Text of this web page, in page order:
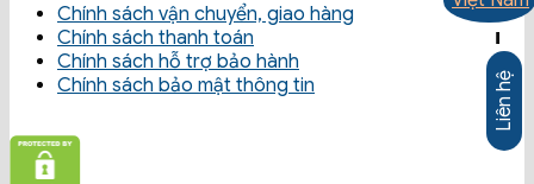
Liên hệ
Chính sách vận chuyển, giao hàng
Chính sách thanh toán
Chính sách hỗ trợ bảo hành
Chính sách bảo mật thông tin